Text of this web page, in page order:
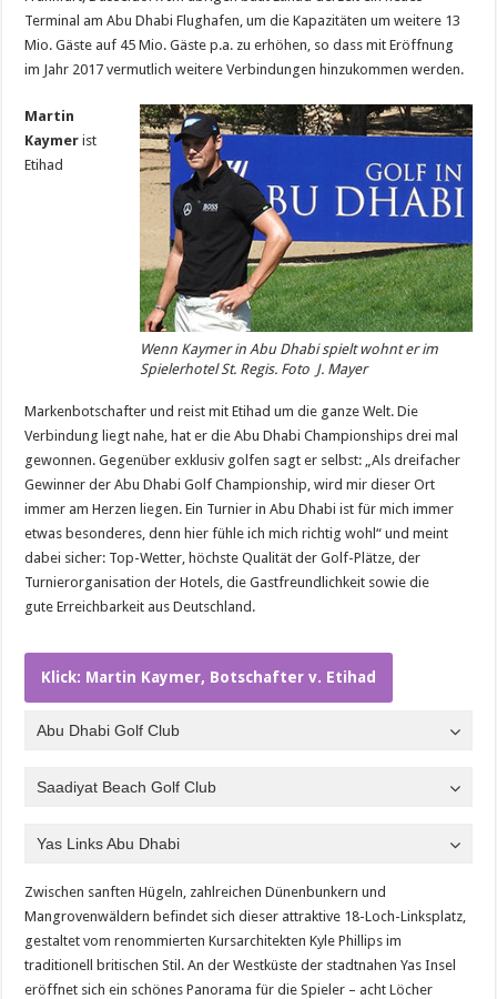
Terminal am Abu Dhabi Flughafen, um die Kapazitäten um weitere 13
Mio. Gäste auf 45 Mio. Gäste p.a. zu erhöhen, so dass mit Eröffnung
im Jahr 2017 vermutlich weitere Verbindungen hinzukommen werden.
Wenn Kaymer in Abu Dhabi spielt wohnt er im
Spielerhotel St. Regis. Foto J. Mayer
Martin
Kaymer ist
Etihad
Markenbotschafter und reist mit Etihad um die ganze Welt. Die
Verbindung liegt nahe, hat er die Abu Dhabi Championships drei mal
gewonnen. Gegenüber exklusiv golfen sagt er selbst: „Als dreifacher
Gewinner der Abu Dhabi Golf Championship, wird mir dieser Ort
immer am Herzen liegen. Ein Turnier in Abu Dhabi ist für mich immer
etwas besonderes, denn hier fühle ich mich richtig wohl“ und meint
dabei sicher: Top-Wetter, höchste Qualität der Golf-Plätze, der
Turnierorganisation der Hotels, die Gastfreundlichkeit sowie die
gute Erreichbarkeit aus Deutschland.
Klick: Martin Kaymer, Botschafter v. Etihad
Abu Dhabi Golf Club
Saadiyat Beach Golf Club
Yas Links Abu Dhabi
Zwischen sanften Hügeln, zahlreichen Dünenbunkern und
Mangrovenwäldern befindet sich dieser attraktive 18-Loch-Linksplatz,
gestaltet vom renommierten Kursarchitekten Kyle Phillips im
traditionell britischen Stil. An der Westküste der stadtnahen Yas Insel
eröffnet sich ein schönes Panorama für die Spieler – acht Löcher